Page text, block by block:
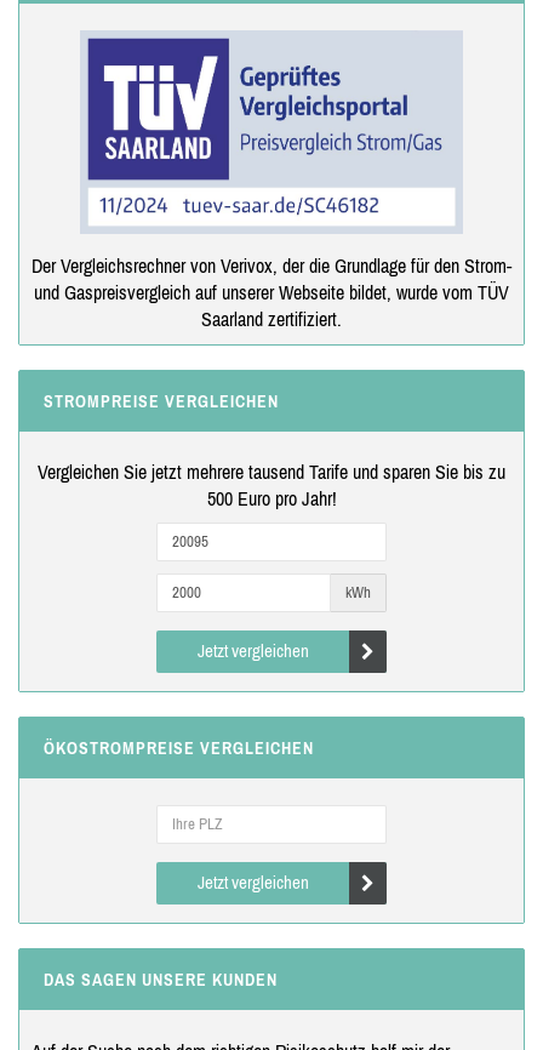
Der Vergleichsrechner von Verivox, der die Grundlage für den Strom-
und Gaspreisvergleich auf unserer Webseite bildet, wurde vom TÜV
Saarland zertifiziert.
STROMPREISE VERGLEICHEN
Vergleichen Sie jetzt mehrere tausend Tarife und sparen Sie bis zu
500 Euro pro Jahr!
kWh
Jetzt vergleichen
ÖKOSTROMPREISE VERGLEICHEN
Jetzt vergleichen
DAS SAGEN UNSERE KUNDEN